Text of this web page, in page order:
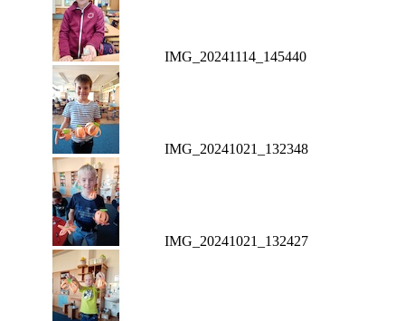
IMG_20241114_145440
IMG_20241021_132348
IMG_20241021_132427